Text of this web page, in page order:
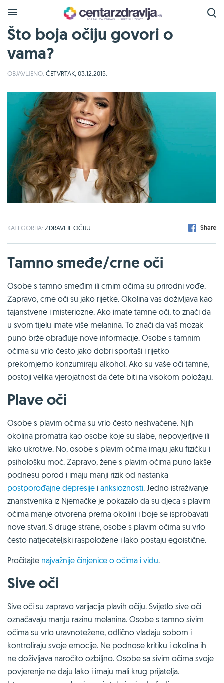
Što boja očiju govori o
vama?
OBJAVLJENO: ČETVRTAK, 03.12.2015.
KATEGORIJA: ZDRAVLJE OČIJU Share
Tamno smeđe/crne oči
Osobe s tamno smeđim ili crnim očima su prirodni vođe.
Zapravo, crne oči su jako rijetke. Okolina vas doživljava kao
tajanstvene i misteriozne. Ako imate tamne oči, to znači da
u svom tijelu imate više melanina. To znači da vaš mozak
puno brže obrađuje nove informacije. Osobe s tamnim
očima su vrlo često jako dobri sportaši i rijetko
prekomjerno konzumiraju alkohol. Ako su vaše oči tamne,
postoji velika vjerojatnost da ćete biti na visokom položaju.
Plave oči
Osobe s plavim očima su vrlo često neshvaćene. Njih
okolina promatra kao osobe koje su slabe, nepovjerljive ili
lako ukrotive. No, osobe s plavim očima imaju jaku fizičku i
psihološku moć. Zapravo, žene s plavim očima puno lakše
podnesu porod i imaju manji rizik od nastanka
postporođajne depresije i anksioznosti. Jedno istraživanje
znanstvenika iz Njemačke je pokazalo da su djeca s plavim
očima manje otvorena prema okolini i boje se isprobavati
nove stvari. S druge strane, osobe s plavim očima su vrlo
često natjecateljski raspoložene i lako postaju egoistične.
Pročitajte najvažnije činjenice o očima i vidu.
Sive oči
Sive oči su zapravo varijacija plavih očiju. Svijetlo sive oči
označavaju manju razinu melanina. Osobe s tamno sivim
očima su vrlo uravnotežene, odlično vladaju sobom i
kontroliraju svoje emocije. Ne podnose kritiku i okolina ih
ne doživljava naročito ozbiljno. Osobe sa sivim očima svoje
povjerenje ne daju lako i imaju mali krug prijatelja.